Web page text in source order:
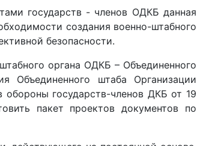
государств - членов ОДКБ данная
создания военно-штабного
безопасности.
органа ОДКБ – Объединенного
Объединенного штаба Организации
государств-членов ДКБ от 19
пакет проектов документов по